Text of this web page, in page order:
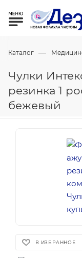
Каталог —
Чулки
резинка 1
бежевый
В ИЗБРАННОЕ